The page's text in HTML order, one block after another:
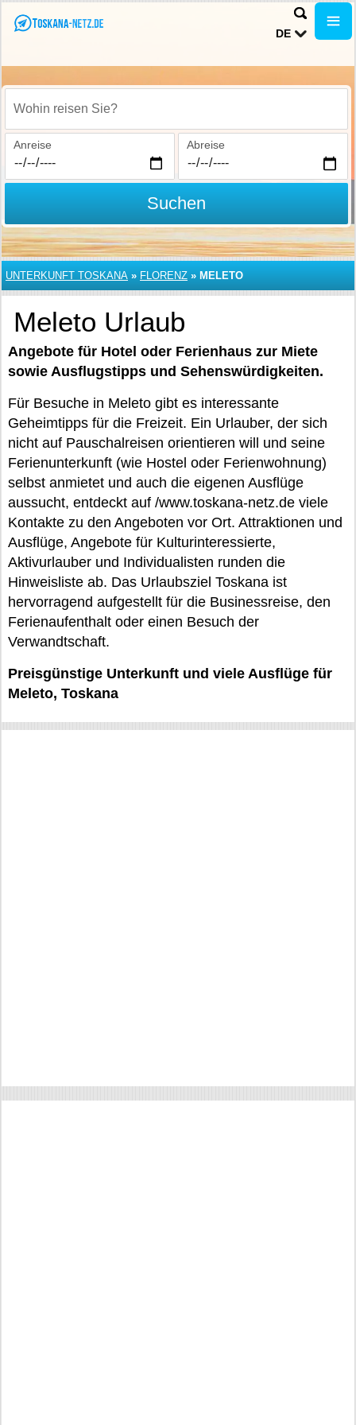
DE
Wohin reisen Sie?
Anreise Abreise
Suchen
UNTERKUNFT TOSKANA » FLORENZ » MELETO
Meleto Urlaub
Angebote für Hotel oder Ferienhaus zur Miete
sowie Ausflugstipps und Sehenswürdigkeiten.
Für Besuche in Meleto gibt es interessante
Geheimtipps für die Freizeit. Ein Urlauber, der sich
nicht auf Pauschalreisen orientieren will und seine
Ferienunterkunft (wie Hostel oder Ferienwohnung)
selbst anmietet und auch die eigenen Ausflüge
aussucht, entdeckt auf /www.toskana-netz.de viele
Kontakte zu den Angeboten vor Ort. Attraktionen und
Ausflüge, Angebote für Kulturinteressierte,
Aktivurlauber und Individualisten runden die
Hinweisliste ab. Das Urlaubsziel Toskana ist
hervorragend aufgestellt für die Businessreise, den
Ferienaufenthalt oder einen Besuch der
Verwandtschaft.
Preisgünstige Unterkunft und viele Ausflüge für
Meleto, Toskana